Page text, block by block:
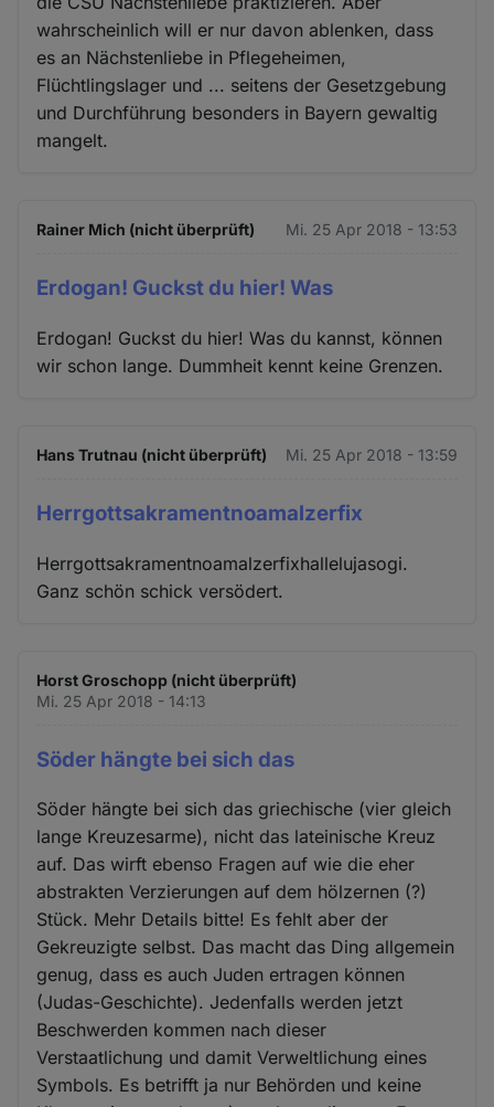
wahrscheinlich will er nur davon ablenken, dass
es an Nächstenliebe in Pflegeheimen,
Flüchtlingslager und ... seitens der Gesetzgebung
und Durchführung besonders in Bayern gewaltig
mangelt.
Rainer Mich (nicht überprüft) Mi. 25 Apr 2018 - 13:53
Erdogan! Guckst du hier! Was
Erdogan! Guckst du hier! Was du kannst, können
wir schon lange. Dummheit kennt keine Grenzen.
Hans Trutnau (nicht überprüft) Mi. 25 Apr 2018 - 13:59
Herrgottsakramentnoamalzerfix
Herrgottsakramentnoamalzerfixhallelujasogi.
Ganz schön schick versödert.
Horst Groschopp (nicht überprüft)
Mi. 25 Apr 2018 - 14:13
Söder hängte bei sich das
Söder hängte bei sich das griechische (vier gleich
lange Kreuzesarme), nicht das lateinische Kreuz
auf. Das wirft ebenso Fragen auf wie die eher
abstrakten Verzierungen auf dem hölzernen (?)
Stück. Mehr Details bitte! Es fehlt aber der
Gekreuzigte selbst. Das macht das Ding allgemein
genug, dass es auch Juden ertragen können
(Judas-Geschichte). Jedenfalls werden jetzt
Beschwerden kommen nach dieser
Verstaatlichung und damit Verweltlichung eines
Symbols. Es betrifft ja nur Behörden und keine